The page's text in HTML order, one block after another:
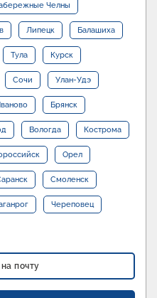
Челны
Липецк Балашиха
Тула Курск
Сочи Улан-Удэ
Брянск
Вологда Кострома
Орел
Смоленск
Череповец
почту